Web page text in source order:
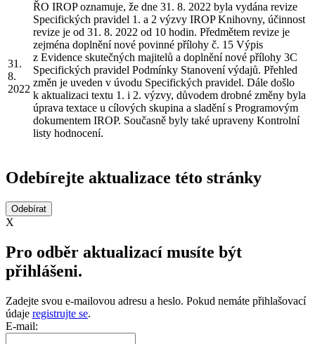
31.
8.
2022
ŘO IROP oznamuje, že dne 31. 8. 2022 byla vydána revize
Specifických pravidel 1. a 2 výzvy IROP Knihovny, účinnost
revize je od 31. 8. 2022 od 10 hodin. Předmětem revize je
zejména doplnění nové povinné přílohy č. 15 Výpis
z Evidence skutečných majitelů a doplnění nové přílohy 3C
Specifických pravidel Podmínky Stanovení výdajů. Přehled
změn je uveden v úvodu Specifických pravidel. Dále došlo
k aktualizaci textu 1. i 2. výzvy, důvodem drobné změny byla
úprava textace u cílových skupina a sladění s Programovým
dokumentem IROP. Současně byly také upraveny Kontrolní
listy hodnocení.
Odebírejte aktualizace této stránky
X
Pro odběr aktualizací musíte být
přihlášeni.
Zadejte svou e-mailovou adresu a heslo. Pokud nemáte přihlašovací
údaje registrujte se.
E-mail: